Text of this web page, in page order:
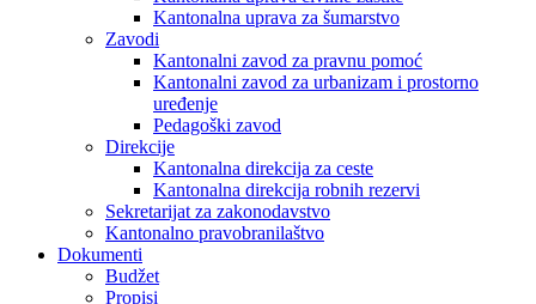
Kantonalna uprava za šumarstvo
Zavodi
Kantonalni zavod za pravnu pomoć
Kantonalni zavod za urbanizam i prostorno
uređenje
Pedagoški zavod
Direkcije
Kantonalna direkcija za ceste
Kantonalna direkcija robnih rezervi
Sekretarijat za zakonodavstvo
Kantonalno pravobranilaštvo
Dokumenti
Budžet
Propisi